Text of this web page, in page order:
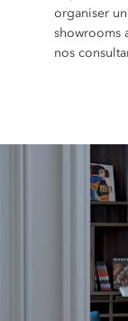
organiser
showrooms
nos